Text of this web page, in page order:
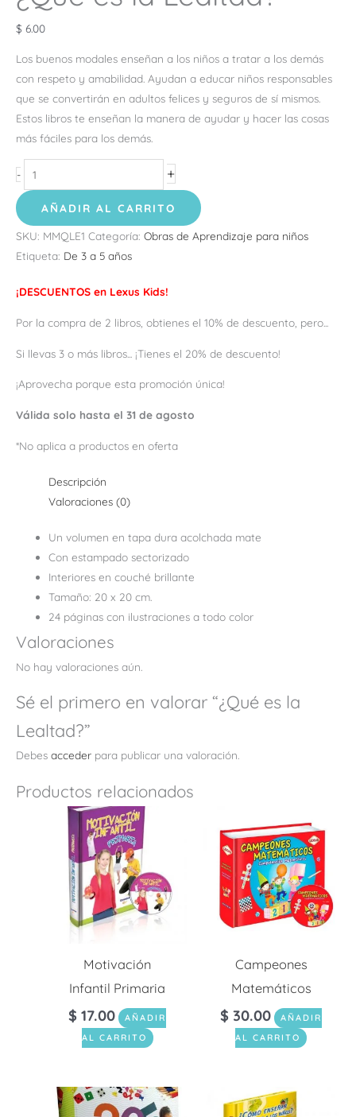
$ 6.00
Los buenos modales enseñan a los niños a tratar a los demás
con respeto y amabilidad. Ayudan a educar niños responsables
que se convertirán en adultos felices y seguros de sí mismos.
Estos libros te enseñan la manera de ayudar y hacer las cosas
más fáciles para los demás.
- +
AÑADIR AL CARRITO
SKU: MMQLE1 Categoría: Obras de Aprendizaje para niños
Etiqueta: De 3 a 5 años
¡DESCUENTOS en Lexus Kids!
Por la compra de 2 libros, obtienes el 10% de descuento, pero...
Si llevas 3 o más libros... ¡Tienes el 20% de descuento!
¡Aprovecha porque esta promoción única!
Válida solo hasta el 31 de agosto
*No aplica a productos en oferta
Descripción
Valoraciones (0)
Un volumen en tapa dura acolchada mate
Con estampado sectorizado
Interiores en couché brillante
Tamaño: 20 x 20 cm.
24 páginas con ilustraciones a todo color
Valoraciones
No hay valoraciones aún.
Sé el primero en valorar “¿Qué es la
Lealtad?”
Debes acceder para publicar una valoración.
Productos relacionados
Motivación
Infantil Primaria
$ 17.00
AÑADIR
AL CARRITO
Campeones
Matemáticos
$ 30.00
AÑADIR
AL CARRITO